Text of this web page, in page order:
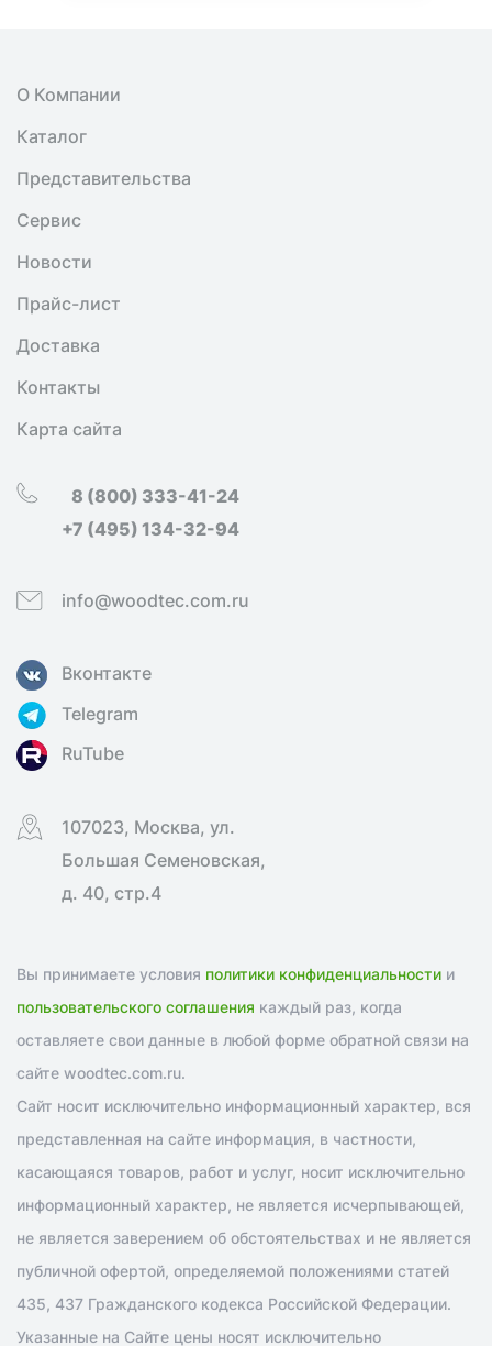
О Компании
Каталог
Представительства
Сервис
Новости
Прайс-лист
Доставка
Контакты
Карта сайта
8 (800) 333-41-24
+7 (495) 134-32-94
info@woodtec.com.ru
Вконтакте
Telegram
RuTube
107023, Москва, ул.
Большая Семеновская,
д. 40, стр.4
Вы принимаете условия политики конфиденциальности и
пользовательского соглашения каждый раз, когда
оставляете свои данные в любой форме обратной связи на
сайте woodtec.com.ru.
Сайт носит исключительно информационный характер, вся
представленная на сайте информация, в частности,
касающаяся товаров, работ и услуг, носит исключительно
информационный характер, не является исчерпывающей,
не является заверением об обстоятельствах и не является
публичной офертой, определяемой положениями статей
435, 437 Гражданского кодекса Российской Федерации.
Указанные на Сайте цены носят исключительно